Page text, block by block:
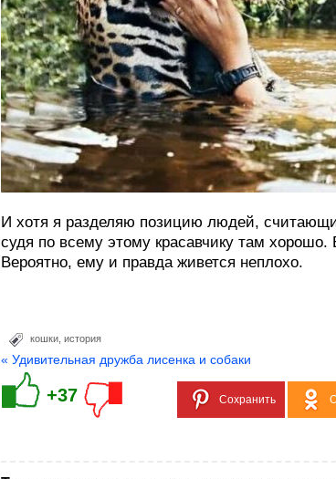
И хотя я разделяю позицию людей,
судя по всему этому красавчику там хорошо.
Вероятно, ему и правда живется неплохо.
кошки история
« Удивительная дружба лисенка и собаки
+37 Сохранить